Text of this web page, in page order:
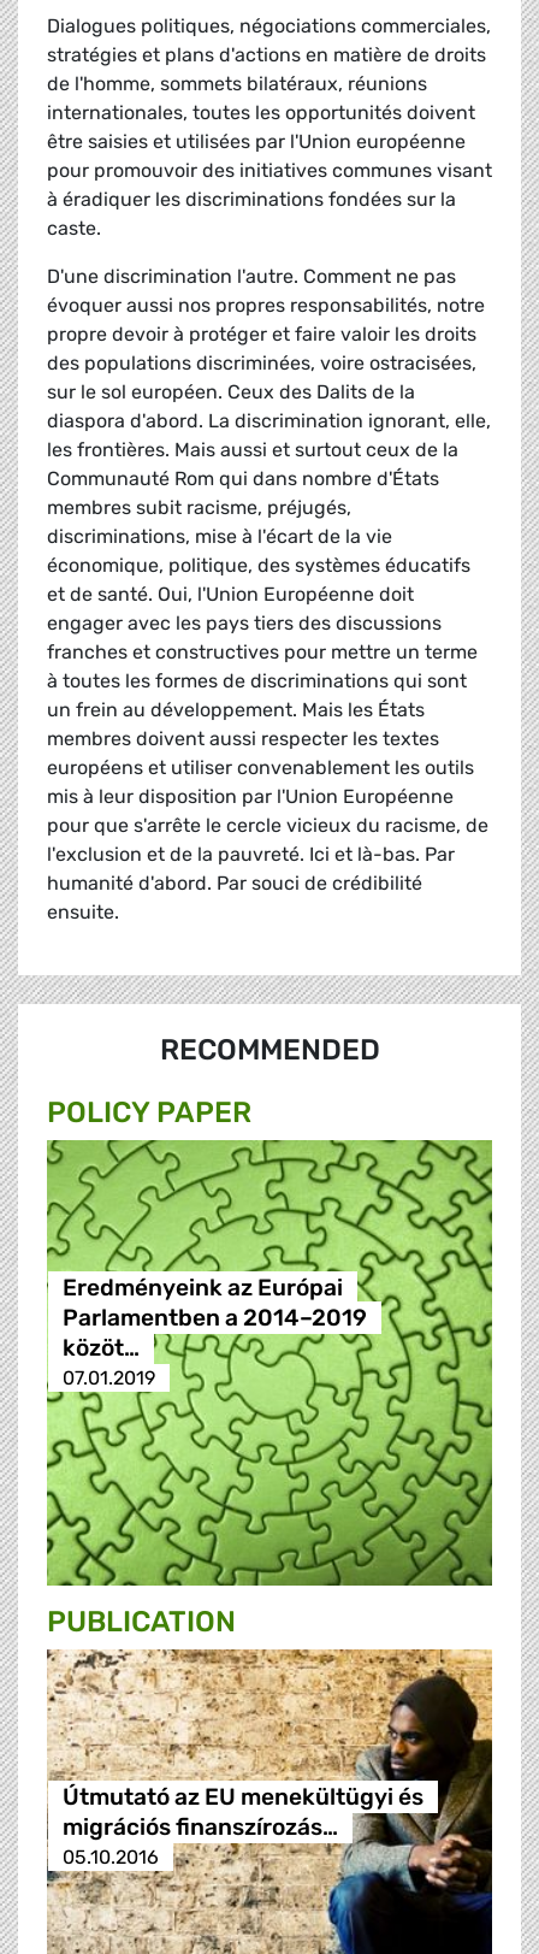
Dialogues politiques, négociations commerciales,
stratégies et plans d'actions en matière de droits
de l'homme, sommets bilatéraux, réunions
internationales, toutes les opportunités doivent
être saisies et utilisées par l'Union européenne
pour promouvoir des initiatives communes visant
à éradiquer les discriminations fondées sur la
caste.
D'une discrimination l'autre. Comment ne pas
évoquer aussi nos propres responsabilités, notre
propre devoir à protéger et faire valoir les droits
des populations discriminées, voire ostracisées,
sur le sol européen. Ceux des Dalits de la
diaspora d'abord. La discrimination ignorant, elle,
les frontières. Mais aussi et surtout ceux de la
Communauté Rom qui dans nombre d'États
membres subit racisme, préjugés,
discriminations, mise à l'écart de la vie
économique, politique, des systèmes éducatifs
et de santé. Oui, l'Union Européenne doit
engager avec les pays tiers des discussions
franches et constructives pour mettre un terme
à toutes les formes de discriminations qui sont
un frein au développement. Mais les États
membres doivent aussi respecter les textes
européens et utiliser convenablement les outils
mis à leur disposition par l'Union Européenne
pour que s'arrête le cercle vicieux du racisme, de
l'exclusion et de la pauvreté. Ici et là-bas. Par
humanité d'abord. Par souci de crédibilité
ensuite.
RECOMMENDED
POLICY PAPER
Eredményeink az Európai
Parlamentben a 2014–2019
közöt…
07.01.2019
PUBLICATION
Útmutató az EU menekültügyi és
migrációs finanszírozás…
05.10.2016